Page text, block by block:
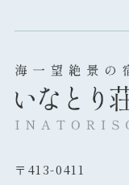
〒413-0411